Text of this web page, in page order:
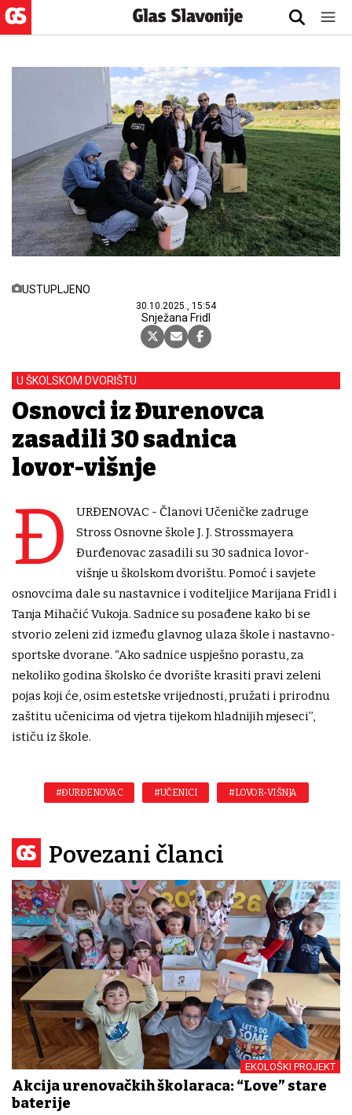
USTUPLJENO
30.10.2025., 15:54
Snježana Fridl
U ŠKOLSKOM DVORIŠTU
Osnovci iz Đurđenovca
zasadili 30 sadnica
lovor-višnje
Đ
URĐENOVAC - Članovi Učeničke zadruge
Stross Osnovne škole J. J. Strossmayera
Đurđenovac zasadili su 30 sadnica lovor-
višnje u školskom dvorištu. Pomoć i savjete
osnovcima dale su nastavnice i voditeljice Marijana Fridl i
Tanja Mihačić Vukoja. Sadnice su posađene kako bi se
stvorio zeleni zid između glavnog ulaza škole i nastavno-
sportske dvorane. ‘’Ako sadnice uspješno porastu, za
nekoliko godina školsko će dvorište krasiti pravi zeleni
pojas koji će, osim estetske vrijednosti, pružati i prirodnu
zaštitu učenicima od vjetra tijekom hladnijih mjeseci’’,
ističu iz škole.
#ĐURĐENOVAC #UČENICI #LOVOR-VIŠNJA
Povezani članci
EKOLOŠKI PROJEKT
Akcija đurđenovačkih školaraca: “Love” stare
baterije